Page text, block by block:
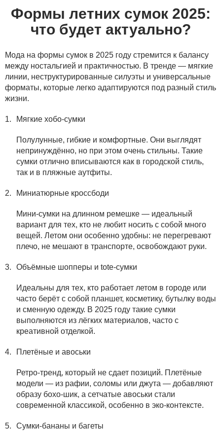
Формы летних сумок 2025:
что будет актуально?
Мода на формы сумок в 2025 году стремится к балансу
между ностальгией и практичностью. В тренде — мягкие
линии, неструктурированные силуэты и универсальные
форматы, которые легко адаптируются под разный стиль
жизни.
Мягкие хобо-сумки
Полулунные, гибкие и комфортные. Они выглядят
непринуждённо, но при этом очень стильны. Такие
сумки отлично вписываются как в городской стиль,
так и в пляжные аутфиты.
Миниатюрные кроссбоди
Мини-сумки на длинном ремешке — идеальный
вариант для тех, кто не любит носить с собой много
вещей. Летом они особенно удобны: не перегревают
плечо, не мешают в транспорте, освобождают руки.
Объёмные шопперы и tote-сумки
Идеальны для тех, кто работает летом в городе или
часто берёт с собой планшет, косметику, бутылку воды
и сменную одежду. В 2025 году такие сумки
выполняются из лёгких материалов, часто с
креативной отделкой.
Плетёные и авоськи
Ретро-тренд, который не сдает позиций. Плетёные
модели — из рафии, соломы или джута — добавляют
образу бохо-шик, а сетчатые авоськи стали
современной классикой, особенно в эко-контексте.
Сумки-бананы и багеты